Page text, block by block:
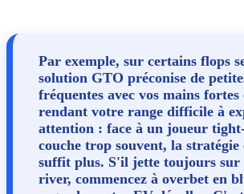
Par exemple, sur certains flops
solution GTO préconise de
fréquentes avec vos mains
rendant votre range difficile à
attention : face à un joueur
couche trop souvent, la
suffit plus. S'il jette toujours sur
river, commencez à overbet en